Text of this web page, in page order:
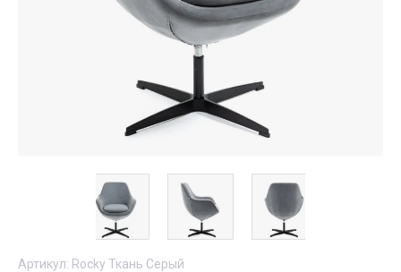
Артикул: Rocky Ткань Серый